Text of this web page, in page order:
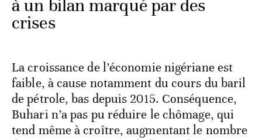
à un bilan marqué par des
crises
La croissance de l’économie nigériane est
faible, à cause notamment du cours du baril
de pétrole, bas depuis 2015. Conséquence,
Buhari n’a pas pu réduire le chômage, qui
tend même à croître, augmentant le nombre